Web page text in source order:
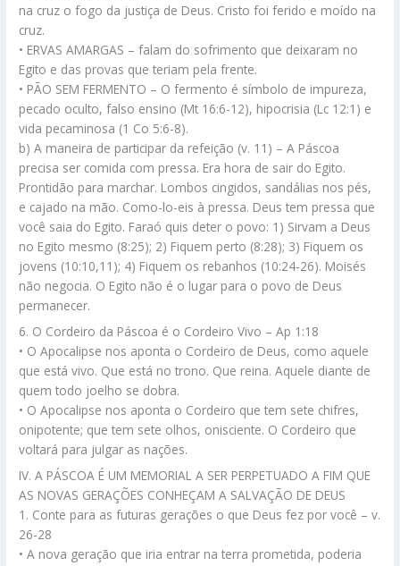
na cruz o fogo da justiça de Deus. Cristo foi ferido e moído na
cruz.
• ERVAS AMARGAS – falam do sofrimento que deixaram no
Egito e das provas que teriam pela frente.
• PÃO SEM FERMENTO – O fermento é símbolo de impureza,
pecado oculto, falso ensino (Mt 16:6-12), hipocrisia (Lc 12:1) e
vida pecaminosa (1 Co 5:6-8).
b) A maneira de participar da refeição (v. 11) – A Páscoa
precisa ser comida com pressa. Era hora de sair do Egito.
Prontidão para marchar. Lombos cingidos, sandálias nos pés,
e cajado na mão. Como-lo-eis à pressa. Deus tem pressa que
você saia do Egito. Faraó quis deter o povo: 1) Sirvam a Deus
no Egito mesmo (8:25); 2) Fiquem perto (8:28); 3) Fiquem os
jovens (10:10,11); 4) Fiquem os rebanhos (10:24-26). Moisés
não negocia. O Egito não é o lugar para o povo de Deus
permanecer.
6. O Cordeiro da Páscoa é o Cordeiro Vivo – Ap 1:18
• O Apocalipse nos aponta o Cordeiro de Deus, como aquele
que está vivo. Que está no trono. Que reina. Aquele diante de
quem todo joelho se dobra.
• O Apocalipse nos aponta o Cordeiro que tem sete chifres,
onipotente; que tem sete olhos, onisciente. O Cordeiro que
voltará para julgar as nações.
IV. A PÁSCOA É UM MEMORIAL A SER PERPETUADO A FIM QUE
AS NOVAS GERAÇÕES CONHEÇAM A SALVAÇÃO DE DEUS
1. Conte para as futuras gerações o que Deus fez por você – v.
26-28
• A nova geração que iria entrar na terra prometida, poderia